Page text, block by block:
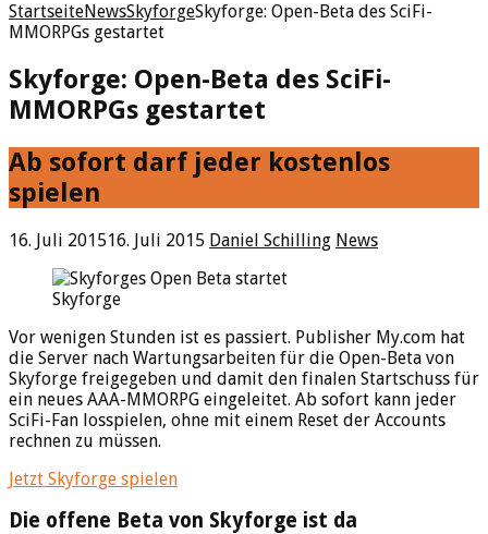
StartseiteNewsSkyforgeSkyforge: Open-Beta des SciFi-
MMORPGs gestartet
Skyforge: Open-Beta des SciFi-
MMORPGs gestartet
Ab sofort darf jeder kostenlos
spielen
16. Juli 201516. Juli 2015 Daniel Schilling News
Skyforge
Vor wenigen Stunden ist es passiert. Publisher My.com hat
die Server nach Wartungsarbeiten für die Open-Beta von
Skyforge freigegeben und damit den finalen Startschuss für
ein neues AAA-MMORPG eingeleitet. Ab sofort kann jeder
SciFi-Fan losspielen, ohne mit einem Reset der Accounts
rechnen zu müssen.
Jetzt Skyforge spielen
Die offene Beta von Skyforge ist da